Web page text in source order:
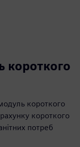
короткого
короткого
короткого
потреб